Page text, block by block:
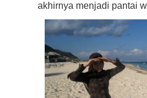
akhirnya menjadi pantai